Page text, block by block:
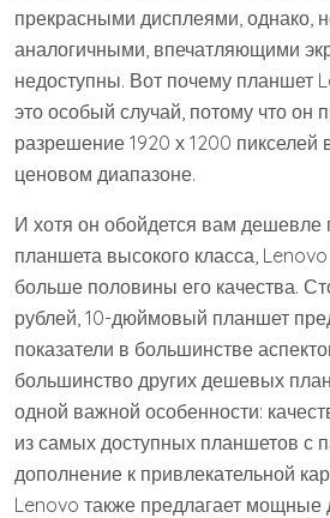
прекрасными дисплеями, однако,
аналогичными, впечатляющими
недоступны. Вот почему планшет
это особый случай, потому что он
разрешение 1920 х 1200 пикселей
ценовом диапазоне.
И хотя он обойдется вам
планшета высокого класса,
больше половины его качества.
рублей, 10-дюймовый планшет
показатели в большинстве
большинство других дешевых
одной важной особенности:
из самых доступных планшетов с
дополнение к привлекательной
Lenovo также предлагает мощные